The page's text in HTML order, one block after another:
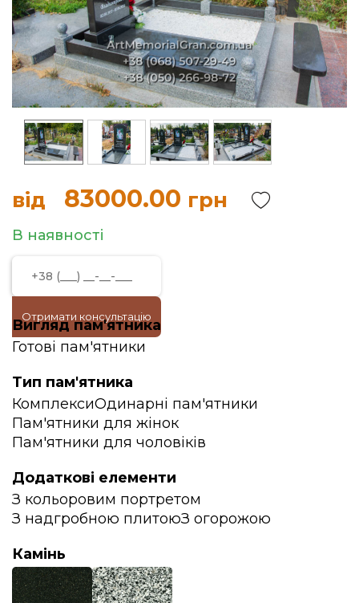
від 83000.00 грн
В наявності
Отримати консультацію
Вигляд пам'ятника
Готові пам'ятники
Тип пам'ятника
КомплексиОдинарні пам'ятники
Пам'ятники для жінок
Пам'ятники для чоловіків
Додаткові елементи
З кольоровим портретом
З надгробною плитоюЗ огорожою
Камінь